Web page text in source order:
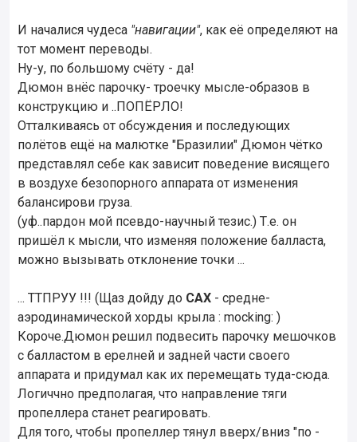
И началися чудеса "навигации", как её определяют на
тот момент переводы.
Ну-у, по большому счёту - да!
Дюмон внёс парочку- троечку мысле-образов в
конструкцию и ..ПОПЁРЛО!
Отталкиваясь от обсуждения и последующих
полётов ещё на малютке "Бразилии" Дюмон чётко
представлял себе как зависит поведение висящего
в воздухе безопорного аппарата от изменения
балансирови груза.
(уф..пардон мой псевдо-научный тезис.) Т.е. он
пришёл к мысли, что изменяя положение балласта,
можно вызывать отклонение точки ...
... ТТПРУУ !!! (Щаз дойду до САХ - средне-
аэродинамической хорды крыла : mocking: )
Короче.Дюмон решил подвесить парочку мешочков
с балластом в ерелней и задней части своего
аппарата и придумал как их перемещать туда-сюда.
Логиччно предполагая, что направление тяги
пропеллера станет реагировать.
Для того, чтобы пропеллер тянул вверх/вниз "по -